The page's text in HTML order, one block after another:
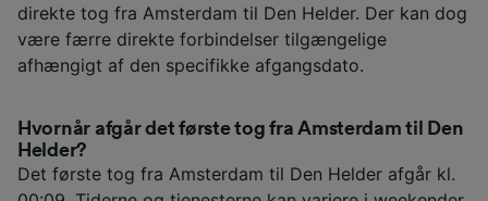
direkte tog fra Amsterdam til Den Helder. Der kan dog
være færre direkte forbindelser tilgængelige
afhængigt af den specifikke afgangsdato.
Hvornår afgår det første tog fra Amsterdam til Den
Helder?
Det første tog fra Amsterdam til Den Helder afgår kl.